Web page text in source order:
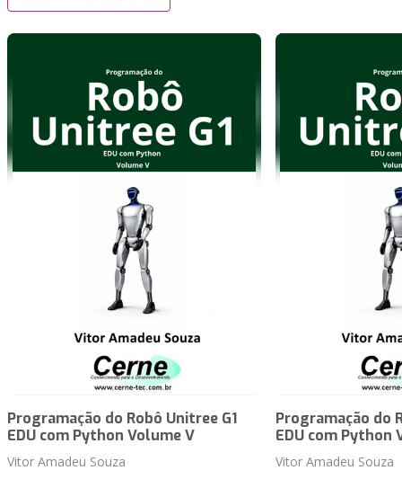
Programação do Robô Unitree G1
EDU com Python Volume V
Vitor Amadeu Souza
Programação do
EDU com Python
Vitor Amadeu Souza